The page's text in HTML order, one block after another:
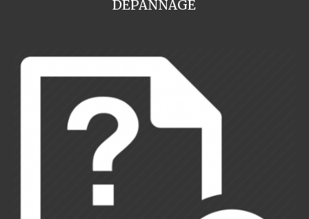
DEPANNAGE